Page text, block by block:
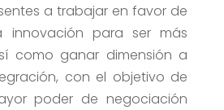
a trabajar en favor de
para ser más
como ganar dimensión a
con el objetivo de
poder de negociación